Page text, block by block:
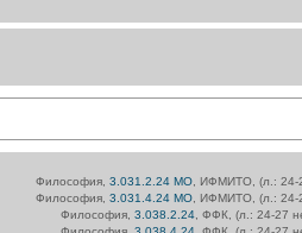
Философия,3.031.2.24 МО , ИФМИТО, (л.:
Философия,3.031.4.24 МО , ИФМИТО, (л.:
Философия, 3.038.2.24 , ФФК, (л.: 24-27